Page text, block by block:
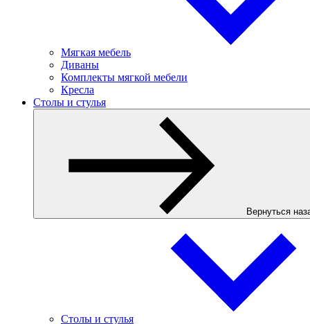
Мягкая мебель
Диваны
Комплекты мягкой мебели
Кресла
Столы и стулья
Вернуться
Столы и стулья